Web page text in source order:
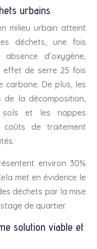
urbains
milieu urbain atteint
déchets, une fois
d’oxygène,
effet de serre 25 fois
carbone. De plus, les
de la décomposition,
sols et les nappes
coûts de traitement
environ 30%
met en évidence le
déchets par la mise
de quartier.
solution viable et